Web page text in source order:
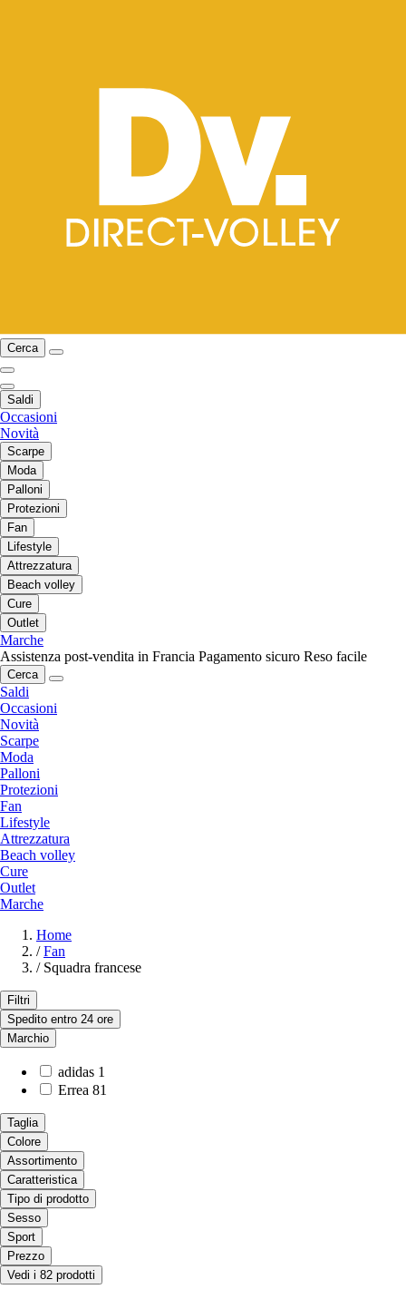
Cerca
Saldi
Occasioni
Novità
Scarpe
Moda
Palloni
Protezioni
Fan
Lifestyle
Attrezzatura
Beach volley
Cure
Outlet
Marche
Assistenza post-vendita in Francia Pagamento sicuro Reso facile
Cerca
Saldi
Occasioni
Novità
Scarpe
Moda
Palloni
Protezioni
Fan
Lifestyle
Attrezzatura
Beach volley
Cure
Outlet
Marche
Home
/ Fan
/ Squadra francese
Filtri
Spedito entro 24 ore
Marchio
adidas 1
Errea 81
Taglia
Colore
Assortimento
Caratteristica
Tipo di prodotto
Sesso
Sport
Prezzo
Vedi i 82 prodotti